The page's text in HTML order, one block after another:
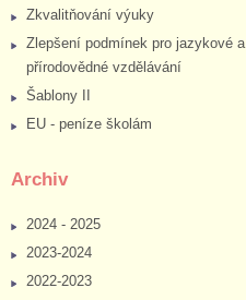
Zkvalitňování výuky
Zlepšení podmínek pro jazykové a
přírodovědné vzdělávání
Šablony II
EU - peníze školám
Archiv
2024 - 2025
2023-2024
2022-2023